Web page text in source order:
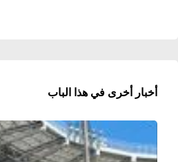
أخبار أخرى في هذا الباب